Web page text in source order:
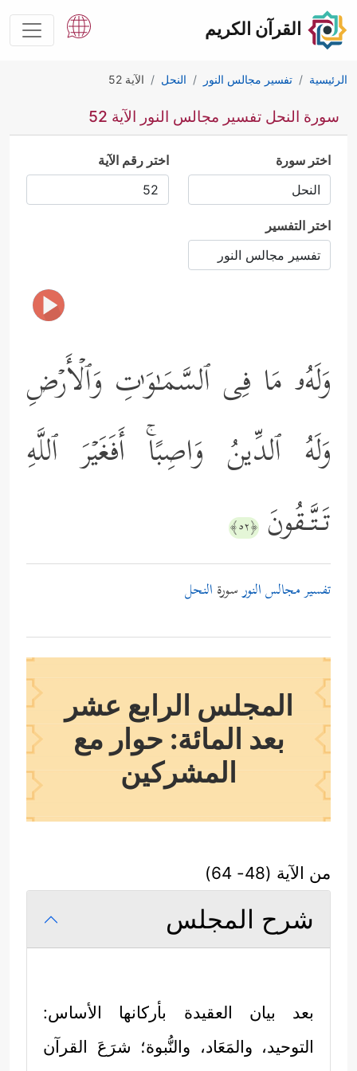
القرآن الكريم
الرئيسية تفسير مجالس النور النحل الآية 52
سورة النحل تفسير مجالس النور الآية 52
اختر سورة اختر رقم الآية
اختر التفسير
وَلَهُۥ مَا فِی ٱلسَّمَـٰوَ ٰ⁠تِ وَٱلۡأَرۡضِ
وَلَهُ ٱلدِّینُ وَاصِبًاۚ أَفَغَیۡرَ ٱللَّهِ
تَـتَّـقُونَ ﴿٥٢﴾
تفسير مجالس النورسورة النحل
المجلس الرابع عشر
بعد المائة: حوار مع
المشركين
من الآية (48- 64)
شرح المجلس
بعد بيان العقيدة بأركانها الأساس:
التوحيد، والمَعَاد، والنُّبوة؛ شرَعَ القرآن